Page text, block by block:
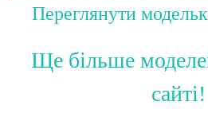
Переглянути
Ще більше
сайті!